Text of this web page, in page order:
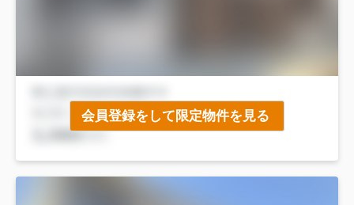
会員登録をして限定物件を見る